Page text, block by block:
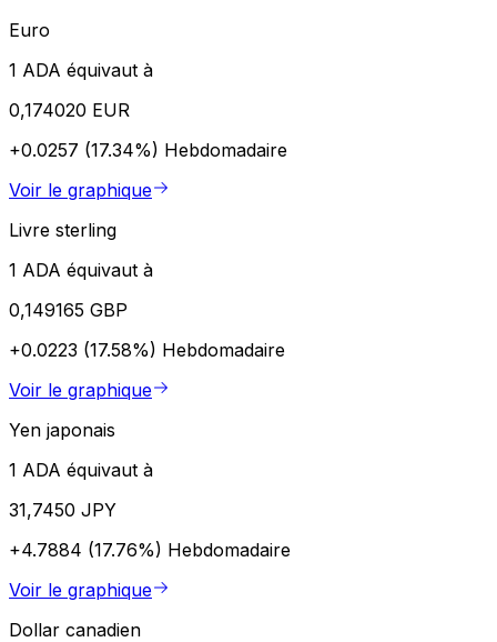
Euro
1 ADA équivaut à
0,174020 EUR
+0.0257 (17.34%) Hebdomadaire
Voir le graphique
Livre sterling
1 ADA équivaut à
0,149165 GBP
+0.0223 (17.58%) Hebdomadaire
Voir le graphique
Yen japonais
1 ADA équivaut à
31,7450 JPY
+4.7884 (17.76%) Hebdomadaire
Voir le graphique
Dollar canadien